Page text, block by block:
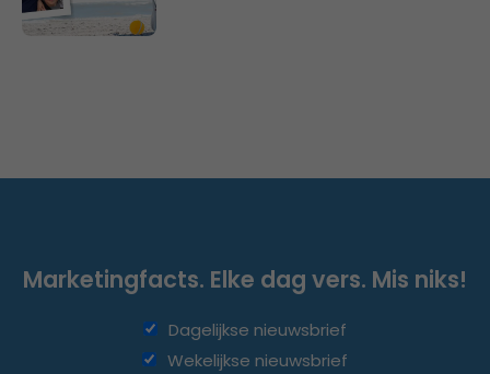
Marketingfacts. Elke dag vers. Mis niks!
Dagelijkse nieuwsbrief
Wekelijkse nieuwsbrief